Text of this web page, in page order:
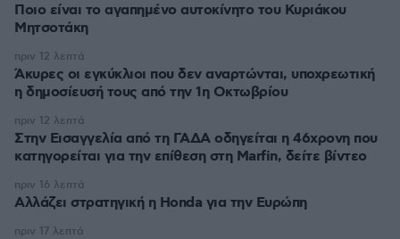
Ποιο είναι το αγαπημένο αυτοκίνητο του Κυριάκου
Μητσοτάκη
Άκυρες οι εγκύκλιοι που δεν αναρτώνται, υποχρεωτική
η δημοσίευσή τους από την 1η Οκτωβρίου
πριν 12 λεπτά
Στην Εισαγγελία από τη ΓΑΔΑ οδηγείται η 46χρονη που
κατηγορείται για την επίθεση στη Marfin, δείτε βίντεο
πριν 12 λεπτά
Αλλάζει στρατηγική η Honda για την Ευρώπη
πριν 16 λεπτά
πριν 17 λεπτά